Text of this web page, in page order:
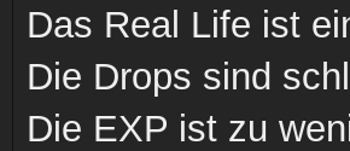
Das Real Life ist
Die Drops sind
Die EXP ist zu